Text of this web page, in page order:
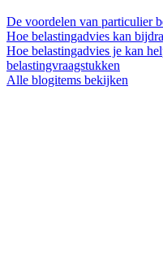
De voordelen van particulier
Hoe belastingadvies kan
Hoe belastingadvies je kan
belastingvraagstukken
Alle blogitems bekijken